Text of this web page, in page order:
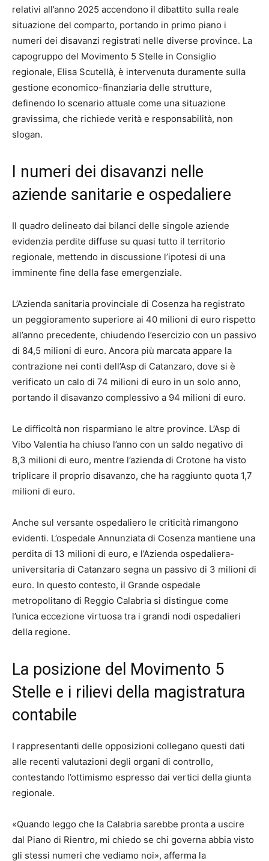
relativi all’anno 2025 accendono il dibattito sulla reale
situazione del comparto, portando in primo piano i
numeri dei disavanzi registrati nelle diverse province. La
capogruppo del Movimento 5 Stelle in Consiglio
regionale, Elisa Scutellà, è intervenuta duramente sulla
gestione economico-finanziaria delle strutture,
definendo lo scenario attuale come una situazione
gravissima, che richiede verità e responsabilità, non
slogan.
I numeri dei disavanzi nelle
aziende sanitarie e ospedaliere
Il quadro delineato dai bilanci delle singole aziende
evidenzia perdite diffuse su quasi tutto il territorio
regionale, mettendo in discussione l’ipotesi di una
imminente fine della fase emergenziale.
L’Azienda sanitaria provinciale di Cosenza ha registrato
un peggioramento superiore ai 40 milioni di euro rispetto
all’anno precedente, chiudendo l’esercizio con un passivo
di 84,5 milioni di euro. Ancora più marcata appare la
contrazione nei conti dell’Asp di Catanzaro, dove si è
verificato un calo di 74 milioni di euro in un solo anno,
portando il disavanzo complessivo a 94 milioni di euro.
Le difficoltà non risparmiano le altre province. L’Asp di
Vibo Valentia ha chiuso l’anno con un saldo negativo di
8,3 milioni di euro, mentre l’azienda di Crotone ha visto
triplicare il proprio disavanzo, che ha raggiunto quota 1,7
milioni di euro.
Anche sul versante ospedaliero le criticità rimangono
evidenti. L’ospedale Annunziata di Cosenza mantiene una
perdita di 13 milioni di euro, e l’Azienda ospedaliera-
universitaria di Catanzaro segna un passivo di 3 milioni di
euro. In questo contesto, il Grande ospedale
metropolitano di Reggio Calabria si distingue come
l’unica eccezione virtuosa tra i grandi nodi ospedalieri
della regione.
La posizione del Movimento 5
Stelle e i rilievi della magistratura
contabile
I rappresentanti delle opposizioni collegano questi dati
alle recenti valutazioni degli organi di controllo,
contestando l’ottimismo espresso dai vertici della giunta
regionale.
«Quando leggo che la Calabria sarebbe pronta a uscire
dal Piano di Rientro, mi chiedo se chi governa abbia visto
gli stessi numeri che vediamo noi», afferma la